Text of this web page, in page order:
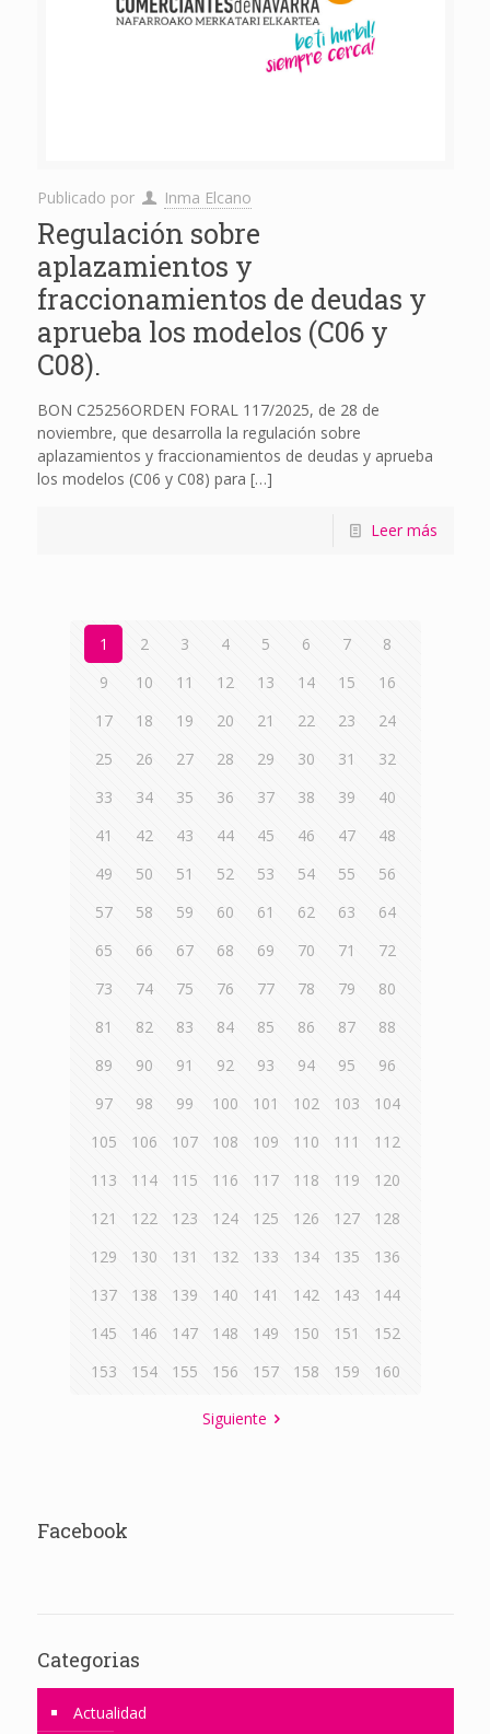
Publicado por Inma Elcano
Regulación sobre
aplazamientos y
fraccionamientos de deudas y
aprueba los modelos (C06 y
C08).
BON C25256ORDEN FORAL 117/2025, de 28 de
noviembre, que desarrolla la regulación sobre
aplazamientos y fraccionamientos de deudas y aprueba
los modelos (C06 y C08) para […]
Leer más
1 2 3 4 5 6 7
8
9
10 11 12 13 14 15
16
17
18 19 20 21 22 23
24
25
26 27 28 29 30 31
32
33
34 35 36 37 38 39
40
41
42 43 44 45 46 47
48
49
50 51 52 53 54 55
56
57
58 59 60 61 62 63
64
65
66 67 68 69 70 71
72
73
74 75 76 77 78 79
80
81
82 83 84 85 86 87
88
89
90 91 92 93 94 95
96
97
98 99 100 101 102 103
104
105
106 107 108 109 110 111
112
113
114 115 116 117 118 119
120
121
122 123 124 125 126 127
128
129
130 131 132 133 134 135
136
137
138 139 140 141 142 143
144
145
146 147 148 149 150 151
152
153
154 155 156 157 158 159 160
Siguiente
Facebook
Categorias
Actualidad